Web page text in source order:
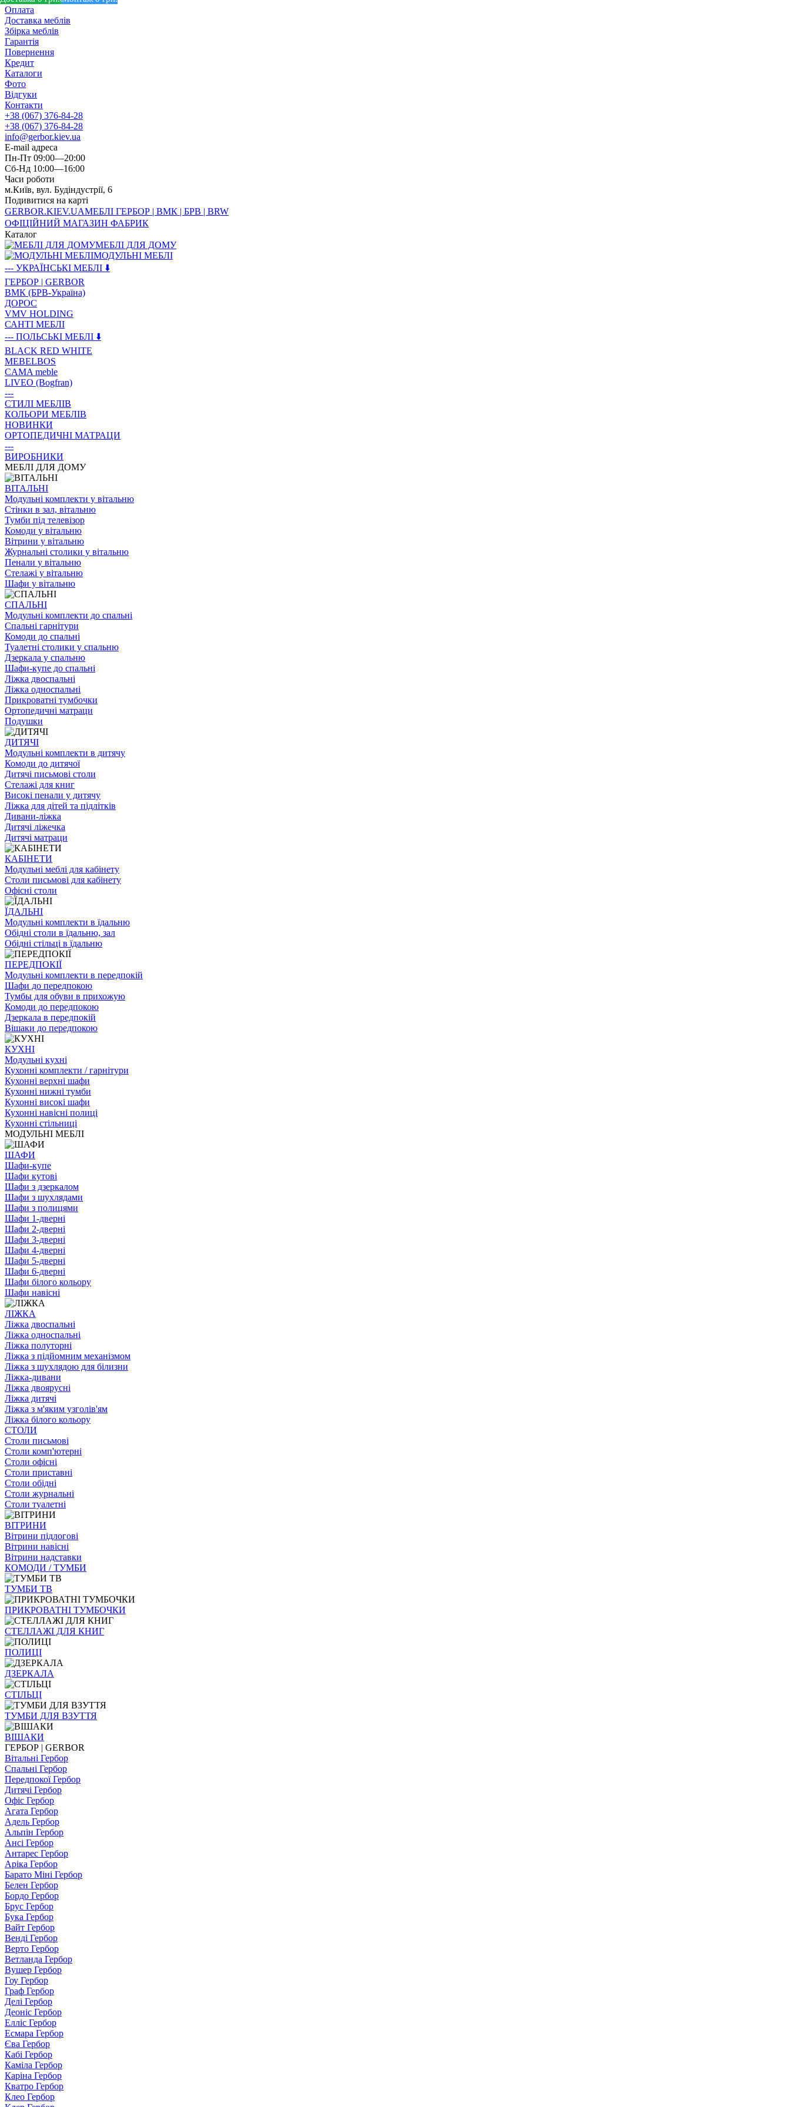
Оплата
Доставка меблів
Збірка меблів
Гарантія
Повернення
Кредит
Каталоги
Фото
Відгуки
Контакти
+38 (067) 376-84-28
+38 (067) 376-84-28
info@gerbor.kiev.ua
E-mail адреса
Пн-Пт 09:00—20:00
Сб-Нд 10:00—16:00
Часи роботи
м.Київ, вул. Будіндустрії, 6
Подивитися на карті
GERBOR.KIEV.UAМЕБЛI ГЕРБОР | ВМК | БРВ | BRW
ОФІЦІЙНИЙ МАГАЗИН ФАБРИК
Каталог
МЕБЛІ ДЛЯ ДОМУ
МОДУЛЬНІ МЕБЛІ
--- УКРАЇНСЬКІ МЕБЛІ ⬇️
ГЕРБОР | GERBOR
ВМК (БРВ-Україна)
ДОРОС
VMV HOLDING
САНТІ МЕБЛІ
--- ПОЛЬСЬКІ МЕБЛІ ⬇️
BLACK RED WHITE
MEBELBOS
CAMA meble
LIVEO (Bogfran)
---
СТИЛІ МЕБЛІВ
КОЛЬОРИ МЕБЛІВ
НОВИНКИ
ОРТОПЕДИЧНІ МАТРАЦИ
---
ВИРОБНИКИ
МЕБЛІ ДЛЯ ДОМУ
ВIТАЛЬНI
Модульні комплекти у вітальню
Стінки в зал, вітальню
Тумби під телевізор
Комоди у вітальню
Вітрини у вітальню
Журнальні столики у вітальню
Пенали у вітальню
Стелажі у вітальню
Шафи у вітальню
СПАЛЬНІ
Модульні комплекти до спальні
Спальні гарнітури
Комоди до спальні
Туалетні столики у спальню
Дзеркала у спальню
Шафи-купе до спальні
Ліжка двоспальні
Ліжка односпальні
Прикроватні тумбочки
Ортопедичні матраци
Подушки
ДИТЯЧІ
Модульні комплекти в дитячу
Комоди до дитячої
Дитячі письмові столи
Стелажі для книг
Високі пенали у дитячу
Ліжка для дітей та підлітків
Дивани-ліжка
Дитячі ліжечка
Дитячі матраци
КАБІНЕТИ
Модульні меблі для кабінету
Столи письмові для кабінету
Офісні столи
ЇДАЛЬНI
Модульні комплекти в їдальню
Обідні столи в їдальню, зал
Обідні стільці в їдальню
ПЕРЕДПОКІЇ
Модульні комплекти в передпокій
Шафи до передпокою
Тумбы для обуви в прихожую
Комоди до передпокою
Дзеркала в передпокій
Вішаки до передпокою
КУХНІ
Модульні кухні
Кухонні комплекти / гарнітури
Кухонні верхні шафи
Кухонні нижні тумби
Кухонні високі шафи
Кухонні навісні полиці
Кухонні стільниці
МОДУЛЬНІ МЕБЛІ
ШАФИ
Шафи-купе
Шафи кутові
Шафи з дзеркалом
Шафи з шухлядами
Шафи з полицями
Шафи 1-дверні
Шафи 2-дверні
Шафи 3-дверні
Шафи 4-дверні
Шафи 5-дверні
Шафи 6-дверні
Шафи білого кольору
Шафи навісні
ЛІЖКА
Ліжка двоспальні
Ліжка односпальні
Ліжка полуторні
Ліжка з підйомним механізмом
Ліжка з шухлядою для білизни
Ліжка-дивани
Ліжка двоярусні
Ліжка дитячі
Ліжка з м'яким узголів'ям
Ліжка білого кольору
СТОЛИ
Столи письмові
Столи комп'ютерні
Столи офісні
Столи приставні
Столи обідні
Столи журнальні
Столи туалетні
ВІТРИНИ
Вітрини підлогові
Вітрини навісні
Вітрини надставки
КОМОДИ / ТУМБИ
ТУМБИ ТВ
ПРИКРОВАТНІ ТУМБОЧКИ
СТЕЛЛАЖІ ДЛЯ КНИГ
ПОЛИЦІ
ДЗЕРКАЛА
СТІЛЬЦI
ТУМБИ ДЛЯ ВЗУТТЯ
ВІШАКИ
ГЕРБОР | GERBOR
Вітальні Гербор
Спальні Гербор
Передпокої Гербор
Дитячі Гербор
Офіс Гербор
Агата Гербор
Адель Гербор
Альпін Гербор
Ансі Гербор
Антарес Гербор
Аріка Гербор
Барато Міні Гербор
Белен Гербор
Бордо Гербор
Брус Гербор
Бука Гербор
Вайт Гербор
Венді Гербор
Верто Гербор
Ветланда Гербор
Вушер Гербор
Гоу Гербор
Граф Гербор
Делі Гербор
Деоніс Гербор
Елліс Гербор
Есмара Гербор
Єва Гербор
Кабі Гербор
Каміла Гербор
Каріна Гербор
Кватро Гербор
Клео Гербор